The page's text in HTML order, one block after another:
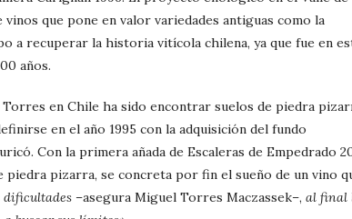
vinos que pone en valor variedades antiguas como la
a recuperar la historia vitícola chilena, ya que fue en
años.
en Chile ha sido encontrar suelos de piedra
en el año 1995 con la adquisición del fundo
Con la primera añada de Escaleras de Empedrado
pizarra, se concreta por fin el sueño de un vino
dificultades –asegura Miguel Torres Maczassek–, al final